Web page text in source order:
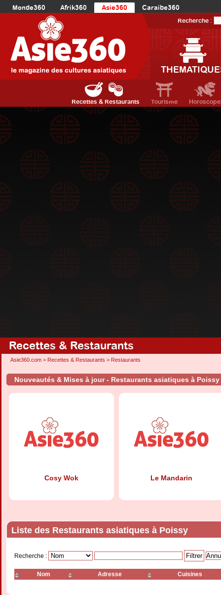
Monde360 Afrik360 Asie360
Caraibe360
Europe360
AmériqueDuNord360
Océanie360
Recherche :
Recettes & Restaurants Tourisme Horoscope
Recettes & Restaurants
Asie360.com > Recettes & Restaurants > Restaurants
Nouveautés & Mises à jour - Restaurants asiatiques à Poissy
Cosy Wok Le Mandarin
Liste des Restaurants asiatiques à Poissy
Recherche :
Nom Adresse Cuisines